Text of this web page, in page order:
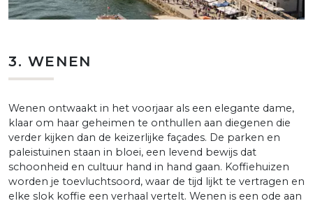
3. WENEN
Wenen ontwaakt in het voorjaar als een elegante dame,
klaar om haar geheimen te onthullen aan diegenen die
verder kijken dan de keizerlijke façades. De parken en
paleistuinen staan in bloei, een levend bewijs dat
schoonheid en cultuur hand in hand gaan. Koffiehuizen
worden je toevluchtsoord, waar de tijd lijkt te vertragen en
elke slok koffie een verhaal vertelt. Wenen is een ode aan